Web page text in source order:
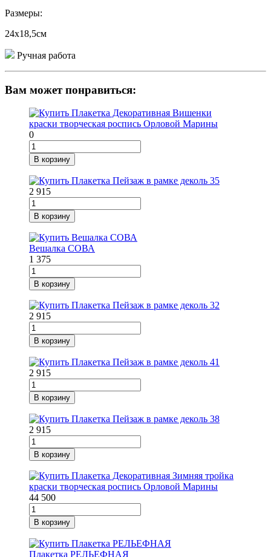
Размеры:
24х18,5см
Ручная работа
Вам может понравиться:
0
В корзину
2 915
В корзину
Вешалка СОВА
1 375
В корзину
2 915
В корзину
2 915
В корзину
2 915
В корзину
44 500
В корзину
Плакетка РЕЛЬЕФНАЯ